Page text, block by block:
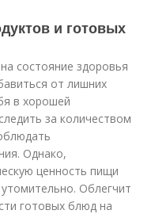
и готовых
состояние здоровья
от лишних
в хорошей
за количеством
Однако,
ценность пищи
Облегчит
готовых блюд на